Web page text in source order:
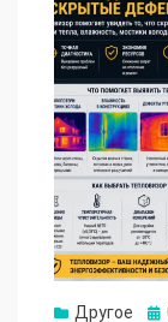
Другое